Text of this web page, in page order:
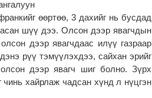
өөртөө, 3 дахийг нь бусдад
шүү дээ. Олсон дээр явагчдын
дээр явагчдаас илүү газраар
рүү тэмүүлэхдээ, сайхан эрийг
дээр явагч шиг болно. Зүрх
чинь хайрлаж чадсан хүнд л нүцгэн